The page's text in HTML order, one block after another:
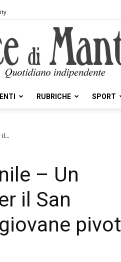
Voce
RUBRICHE SPORT
– Un
il San
pivot